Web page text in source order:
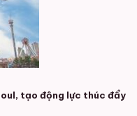
tạo động lực thúc đẩy